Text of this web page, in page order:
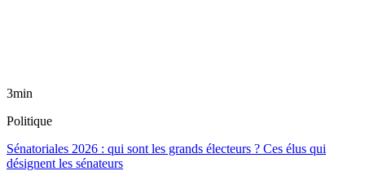
3min
Politique
Sénatoriales 2026 : qui sont les grands électeurs ? Ces élus qui
désignent les sénateurs